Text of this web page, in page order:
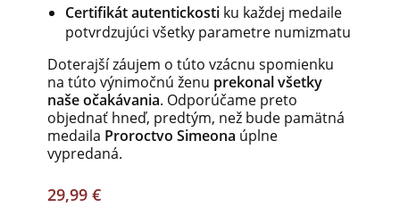
Certifikát autentickosti ku každej medaile
potvrdzujúci všetky parametre numizmatu
Doterajší záujem o túto vzácnu spomienku
na túto výnimočnú ženu prekonal všetky
naše očakávania. Odporúčame preto
objednať hneď, predtým, než bude pamätná
medaila Proroctvo Simeona úplne
vypredaná.
29,99 €